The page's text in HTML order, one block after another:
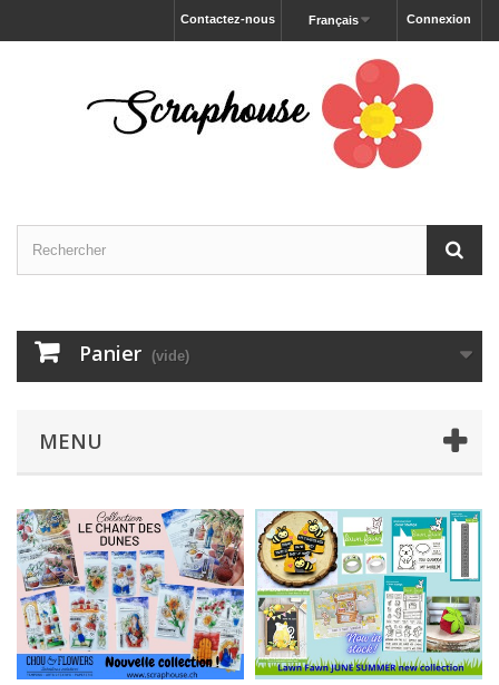
Connexion
Français
Contactez-nous
Panier (vide)
MENU